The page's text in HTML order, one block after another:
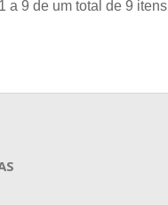
a 9 de um total de 9 itens